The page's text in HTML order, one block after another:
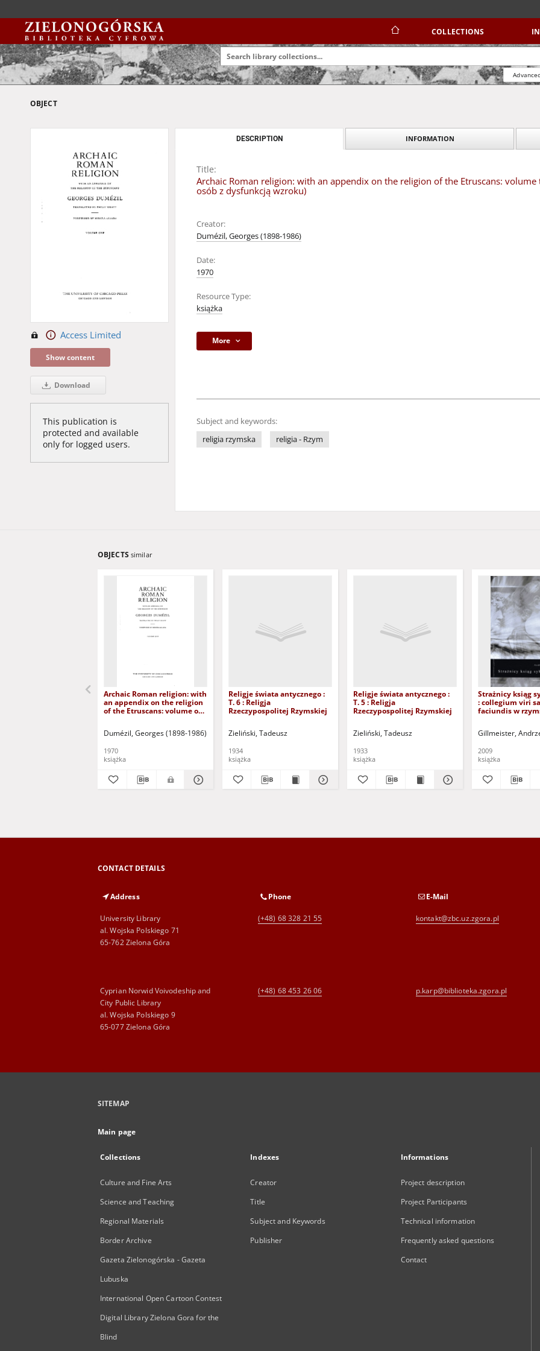
COLLECTIONS
OBJECT
Access Limited
Show content
Download
This publication is
protected and available
only for logged users.
DESCRIPTION INFORMATION
Title:
Archaic Roman religion: with an appendix on the religion of the Etruscans:
osób z dysfunkcją wzroku)
Creator:
Dumézil, Georges (1898-1986)
Date:
1970
Resource Type:
książka
More
Subject and keywords:
religia rzymska
religia - Rzym
OBJECTS similar
Archaic Roman religion: with
an appendix on the religion
of the Etruscans: volume one
dysfunkcją wzroku)
Dumézil, Georges (1898-1986) Eliade, Mircea (1907-1986) - przedm. Krapp, George Philip (1872-1934) - tł.
1970
książka
Religje świata antycznego :
T. 6 : Religja
Rzeczypospolitej Rzymskiej
Zieliński, Tadeusz
1934
książka
Religje świata antycznego :
T. 5 : Religja
Rzeczypospolitej Rzymskiej
Zieliński, Tadeusz
1933
książka
Strażnicy ksiąg
: collegium viri
faciundis w
Gillmeister,
2009
książka
CONTACT DETAILS
Address
University Library
al. Wojska Polskiego 71
65-762 Zielona Góra
Phone
(+48) 68 328 21 55
E-Mail
kontakt@zbc.uz.zgora.pl
Cyprian Norwid Voivodeship and
City Public Library
al. Wojska Polskiego 9
65-077 Zielona Góra
(+48) 68 453 26 06 p.karp@biblioteka.zgora.pl
SITEMAP
Main page
Collections
Culture and Fine Arts
Science and Teaching
Regional Materials
Border Archive
Gazeta Zielonogórska - Gazeta
Lubuska
International Open Cartoon Contest
Digital Library Zielona Gora for the
Blind
Indexes
Creator
Title
Subject and Keywords
Publisher
Informations
Project description
Project Participants
Technical information
Frequently asked questions
Contact